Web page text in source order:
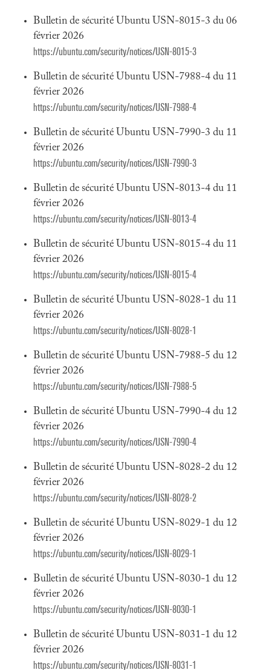
Bulletin de sécurité Ubuntu USN-8015-3 du 06
février 2026
https://ubuntu.com/security/notices/USN-8015-3
Bulletin de sécurité Ubuntu USN-7988-4 du 11
février 2026
https://ubuntu.com/security/notices/USN-7988-4
Bulletin de sécurité Ubuntu USN-7990-3 du 11
février 2026
https://ubuntu.com/security/notices/USN-7990-3
Bulletin de sécurité Ubuntu USN-8013-4 du 11
février 2026
https://ubuntu.com/security/notices/USN-8013-4
Bulletin de sécurité Ubuntu USN-8015-4 du 11
février 2026
https://ubuntu.com/security/notices/USN-8015-4
Bulletin de sécurité Ubuntu USN-8028-1 du 11
février 2026
https://ubuntu.com/security/notices/USN-8028-1
Bulletin de sécurité Ubuntu USN-7988-5 du 12
février 2026
https://ubuntu.com/security/notices/USN-7988-5
Bulletin de sécurité Ubuntu USN-7990-4 du 12
février 2026
https://ubuntu.com/security/notices/USN-7990-4
Bulletin de sécurité Ubuntu USN-8028-2 du 12
février 2026
https://ubuntu.com/security/notices/USN-8028-2
Bulletin de sécurité Ubuntu USN-8029-1 du 12
février 2026
https://ubuntu.com/security/notices/USN-8029-1
Bulletin de sécurité Ubuntu USN-8030-1 du 12
février 2026
https://ubuntu.com/security/notices/USN-8030-1
Bulletin de sécurité Ubuntu USN-8031-1 du 12
février 2026
https://ubuntu.com/security/notices/USN-8031-1